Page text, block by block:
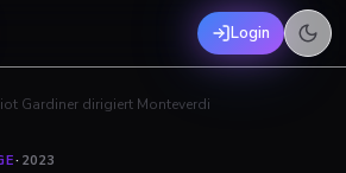
Login
Gardiner dirigiert Monteverdi
· 2023